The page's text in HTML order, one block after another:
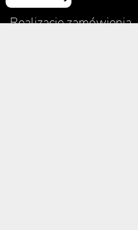
Realizacje zamówienia